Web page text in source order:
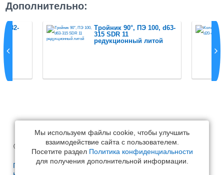
Дополнительно:
d32-
Тройник 90°, ПЭ 100, d63-
315 SDR 11
редукционный литой
© Спектр-Строй, 2006-2026
Политика конфиденциальности
Мы используем файлы cookie, чтобы улучшить
взаимодействие сайта с пользователем.
Посетите раздел Политика конфиденциальности
для получения дополнительной информации.